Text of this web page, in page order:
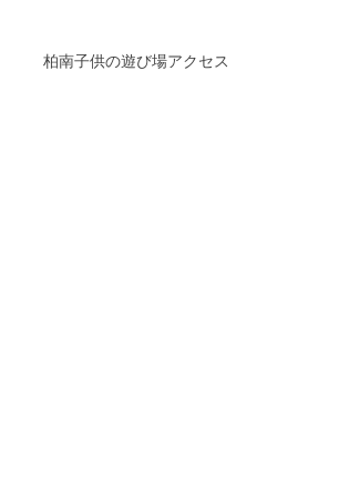
柏南子供の遊び場アクセス